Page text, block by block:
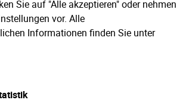
zum Leuchten.
Sie auf "Alle akzeptieren" oder nehmen
vor. Alle
Informationen finden Sie unter